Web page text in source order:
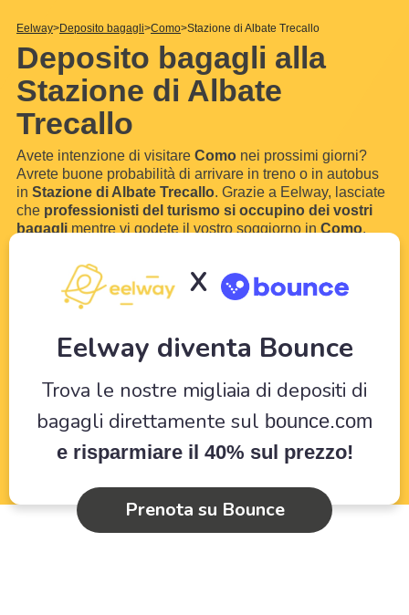
Eelway Deposito bagagli Como Stazione di Albate Trecallo
Deposito bagagli alla
Stazione di Albate
Trecallo
Avete intenzione di visitare Como nei prossimi giorni?
Avrete buone probabilità di arrivare in treno o in autobus
in Stazione di Albate Trecallo. Grazie a Eelway, lasciate
che professionisti del turismo si occupino dei vostri
bagagli mentre vi godete il vostro soggiorno in Como.
di Albate Trecallo
vostri valigieper qualche ora o addirittura qualche
giorno. Senza bagagli, puoi visitare senza
... Scopri di più
X
Eelway diventa Bounce
Trova le nostre migliaia di depositi di
bagagli direttamente sul bounce.com
e risparmiare il 40% sul prezzo!
Prenota su Bounce